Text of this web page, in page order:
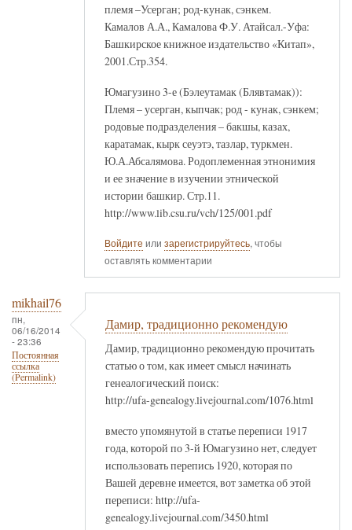
племя –Усерган; род-кунак, сэнкем.
Камалов А.А., Камалова Ф.У. Атайсал.-Уфа:
Башкирское книжное издательство «Китап»,
2001.Стр.354.
Юмагузино 3-е (Бэлеутамак (Блявтамак)):
Племя – усерган, кыпчак; род - кунак, сэнкем;
родовые подразделения – бакшы, казах,
каратамак, кырк сеуэтэ, тазлар, туркмен.
Ю.А.Абсалямова. Родоплеменная этнонимия
и ее значение в изучении этнической
истории башкир. Стр.11.
http://www.lib.csu.ru/vch/125/001.pdf
Войдите или зарегистрируйтесь, чтобы
оставлять комментарии
mikhail76
пн,
06/16/2014
- 23:36
Постоянная
ссылка
(Permalink)
Дамир, традиционно рекомендую
Дамир, традиционно рекомендую прочитать
статью о том, как имеет смысл начинать
генеалогический поиск:
http://ufa-genealogy.livejournal.com/1076.html
вместо упомянутой в статье переписи 1917
года, которой по 3-й Юмагузино нет, следует
использовать перепись 1920, которая по
Вашей деревне имеется, вот заметка об этой
переписи: http://ufa-
genealogy.livejournal.com/3450.html